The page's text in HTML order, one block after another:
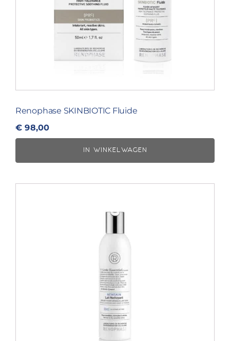
Renophase SKINBIOTIC Fluide
€ 98,00
IN WINKELWAGEN